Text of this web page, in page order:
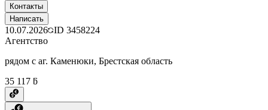
Контакты
Написать
10.07.2026 ID 3458224
Агентство
рядом с аг. Каменюки, Брестская область
35 117 ƃ